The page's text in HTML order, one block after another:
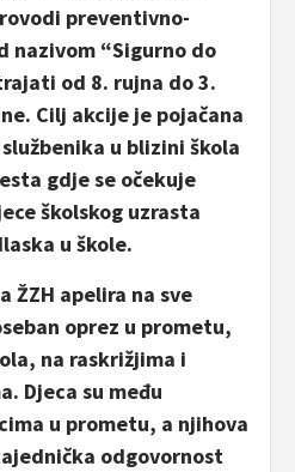
preventivno-
nazivom “Sigurno do
od 8. rujna do 3.
Cilj akcije je pojačana
u blizini škola
gdje se očekuje
školskog uzrasta
u škole.
ŽZH apelira na sve
oprez u prometu,
na raskrižjima i
Djeca su među
u prometu, a njihova
odgovornost